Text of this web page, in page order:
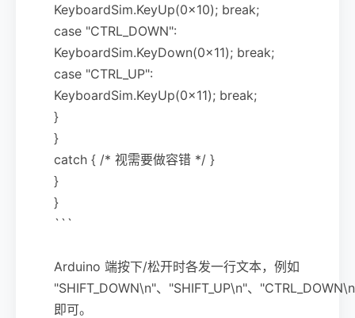
KeyboardSim.KeyUp(0x10); break;
case "CTRL_DOWN":
KeyboardSim.KeyDown(0x11); break;
case "CTRL_UP":
KeyboardSim.KeyUp(0x11); break;
}
}
catch { /* 视需要做容错 */ }
}
}
```
Arduino 端按下/松开时各发一行文本，例如
"SHIFT_DOWN\n"、"SHIFT_UP\n"、
即可。